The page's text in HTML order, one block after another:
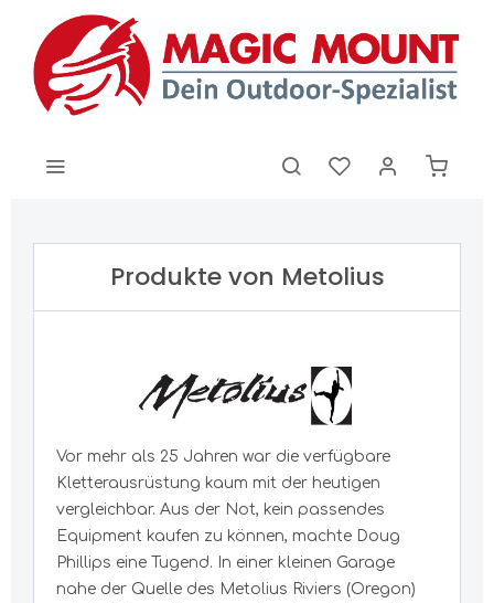
Produkte von Metolius
Vor mehr als 25 Jahren war die verfügbare
Kletterausrüstung kaum mit der heutigen
vergleichbar. Aus der Not, kein passendes
Equipment kaufen zu können, machte Doug
Phillips eine Tugend. In einer kleinen Garage
nahe der Quelle des Metolius Riviers (Oregon)